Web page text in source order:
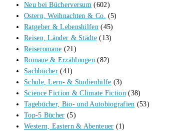
Neu bei Bücherversum (602)
Ostern, Weihnachten & Co. (5)
Ratgeber & Lebenshilfen (45)
Reisen, Länder & Städte (13)
Reiseromane (21)
Romane & Erzählungen (82)
Sachbücher (41)
Schule, Lern- & Studienhilfe (3)
Science Fiction & Climate Fiction (38)
Tagebücher, Bio- und Autobiografien (53)
Top-5 Bücher (5)
Western, Eastern & Abenteuer (1)